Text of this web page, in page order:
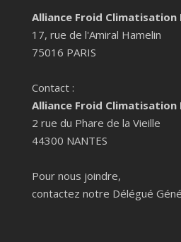
Alliance Froid Climatisation
17, rue de l'Amiral Hamelin
75016 PARIS
Contact :
Alliance Froid Climatisation
2 rue du Phare de la Vieille
44300 NANTES
Pour nous joindre,
contactez notre Délégué